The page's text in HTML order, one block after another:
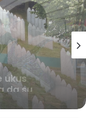
traže
centar